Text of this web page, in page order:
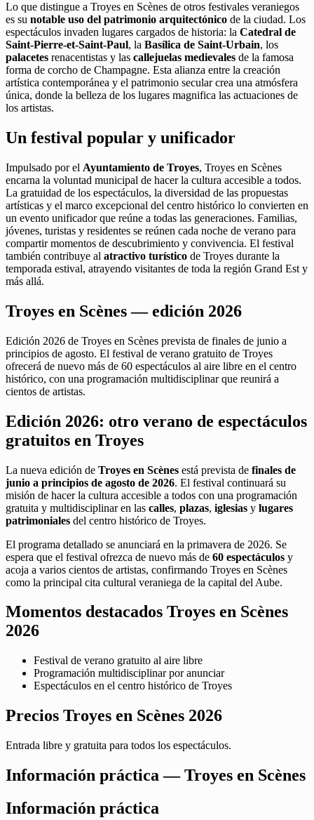
Lo que distingue a Troyes en Scènes de otros festivales veraniegos
es su notable uso del patrimonio arquitectónico de la ciudad. Los
espectáculos invaden lugares cargados de historia: la Catedral de
Saint-Pierre-et-Saint-Paul, la Basílica de Saint-Urbain, los
palacetes renacentistas y las callejuelas medievales de la famosa
forma de corcho de Champagne. Esta alianza entre la creación
artística contemporánea y el patrimonio secular crea una atmósfera
única, donde la belleza de los lugares magnifica las actuaciones de
los artistas.
Un festival popular y unificador
Impulsado por el Ayuntamiento de Troyes, Troyes en Scènes
encarna la voluntad municipal de hacer la cultura accesible a todos.
La gratuidad de los espectáculos, la diversidad de las propuestas
artísticas y el marco excepcional del centro histórico lo convierten en
un evento unificador que reúne a todas las generaciones. Familias,
jóvenes, turistas y residentes se reúnen cada noche de verano para
compartir momentos de descubrimiento y convivencia. El festival
también contribuye al atractivo turístico de Troyes durante la
temporada estival, atrayendo visitantes de toda la región Grand Est y
más allá.
Troyes en Scènes — edición 2026
Edición 2026 de Troyes en Scènes prevista de finales de junio a
principios de agosto. El festival de verano gratuito de Troyes
ofrecerá de nuevo más de 60 espectáculos al aire libre en el centro
histórico, con una programación multidisciplinar que reunirá a
cientos de artistas.
Edición 2026: otro verano de espectáculos
gratuitos en Troyes
La nueva edición de Troyes en Scènes está prevista de finales de
junio a principios de agosto de 2026. El festival continuará su
misión de hacer la cultura accesible a todos con una programación
gratuita y multidisciplinar en las calles, plazas, iglesias y lugares
patrimoniales del centro histórico de Troyes.
El programa detallado se anunciará en la primavera de 2026. Se
espera que el festival ofrezca de nuevo más de 60 espectáculos y
acoja a varios cientos de artistas, confirmando Troyes en Scènes
como la principal cita cultural veraniega de la capital del Aube.
Momentos destacados Troyes en Scènes
2026
Festival de verano gratuito al aire libre
Programación multidisciplinar por anunciar
Espectáculos en el centro histórico de Troyes
Precios Troyes en Scènes 2026
Entrada libre y gratuita para todos los espectáculos.
Información práctica — Troyes en Scènes
Información práctica